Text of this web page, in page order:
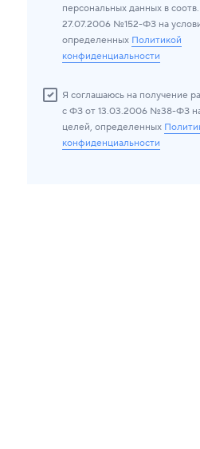
персональных данных в
27.07.2006 №152-ФЗ на
определенных Политикой
конфиденциальности
Я соглашаюсь на получение
с ФЗ от 13.03.2006 №38-ФЗ
целей, определенных
конфиденциальности